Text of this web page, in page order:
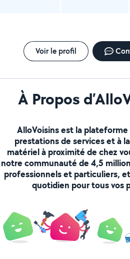
Voir le profil
À Propos
AlloVoisins est la
prestations de services et à
matériel à proximité de chez
notre communauté de 4,5
professionnels et particuliers,
quotidien pour tous vos